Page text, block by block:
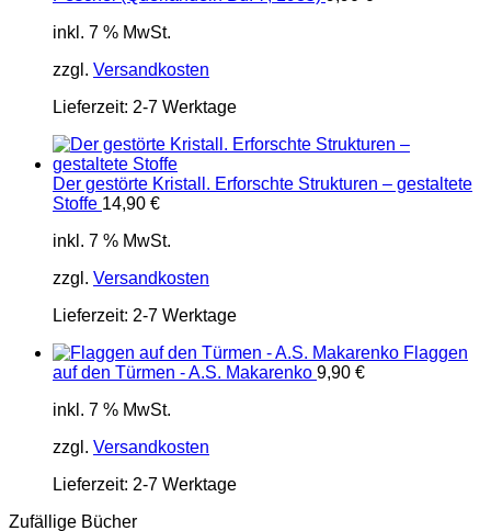
inkl. 7 % MwSt.
zzgl. Versandkosten
Lieferzeit: 2-7 Werktage
Der gestörte Kristall. Erforschte Strukturen – gestaltete
Stoffe 14,90 €
inkl. 7 % MwSt.
zzgl. Versandkosten
Lieferzeit: 2-7 Werktage
Flaggen
auf den Türmen - A.S. Makarenko 9,90 €
inkl. 7 % MwSt.
zzgl. Versandkosten
Lieferzeit: 2-7 Werktage
Zufällige Bücher